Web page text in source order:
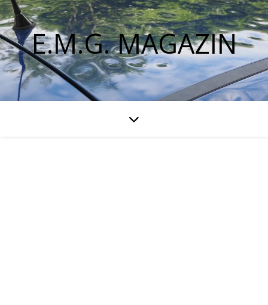
E.M.G. MAGAZIN